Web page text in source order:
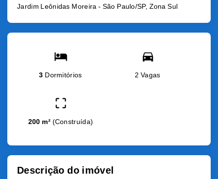
Jardim Leônidas Moreira - São Paulo/SP, Zona Sul
3 Dormitórios 2 Vagas
200 m² (Construída)
Descrição do imóvel